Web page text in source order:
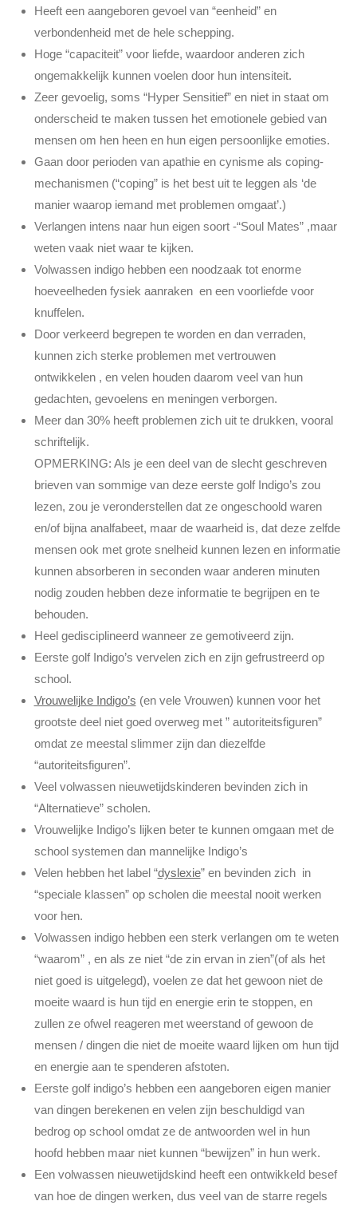
Heeft een aangeboren gevoel van “eenheid” en
verbondenheid met de hele schepping.
Hoge “capaciteit” voor liefde, waardoor anderen zich
ongemakkelijk kunnen voelen door hun intensiteit.
Zeer gevoelig, soms “Hyper Sensitief” en niet in staat om
onderscheid te maken tussen het emotionele gebied van
mensen om hen heen en hun eigen persoonlijke emoties.
Gaan door perioden van apathie en cynisme als coping-
mechanismen (“coping” is het best uit te leggen als ‘de
manier waarop iemand met problemen omgaat’.)
Verlangen intens naar hun eigen soort -“Soul Mates” ,maar
weten vaak niet waar te kijken.
Volwassen indigo hebben een noodzaak tot enorme
hoeveelheden fysiek aanraken en een voorliefde voor
knuffelen.
Door verkeerd begrepen te worden en dan verraden,
kunnen zich sterke problemen met vertrouwen
ontwikkelen , en velen houden daarom veel van hun
gedachten, gevoelens en meningen verborgen.
Meer dan 30% heeft problemen zich uit te drukken, vooral
schriftelijk.
OPMERKING: Als je een deel van de slecht geschreven
brieven van sommige van deze eerste golf Indigo’s zou
lezen, zou je veronderstellen dat ze ongeschoold waren
en/of bijna analfabeet, maar de waarheid is, dat deze zelfde
mensen ook met grote snelheid kunnen lezen en informatie
kunnen absorberen in seconden waar anderen minuten
nodig zouden hebben deze informatie te begrijpen en te
behouden.
Heel gedisciplineerd wanneer ze gemotiveerd zijn.
Eerste golf Indigo’s vervelen zich en zijn gefrustreerd op
school.
Vrouwelijke Indigo’s (en vele Vrouwen) kunnen voor het
grootste deel niet goed overweg met ” autoriteitsfiguren”
omdat ze meestal slimmer zijn dan diezelfde
“autoriteitsfiguren”.
Veel volwassen nieuwetijdskinderen bevinden zich in
“Alternatieve” scholen.
Vrouwelijke Indigo’s lijken beter te kunnen omgaan met de
school systemen dan mannelijke Indigo’s
Velen hebben het label “dyslexie” en bevinden zich in
“speciale klassen” op scholen die meestal nooit werken
voor hen.
Volwassen indigo hebben een sterk verlangen om te weten
“waarom” , en als ze niet “de zin ervan in zien”(of als het
niet goed is uitgelegd), voelen ze dat het gewoon niet de
moeite waard is hun tijd en energie erin te stoppen, en
zullen ze ofwel reageren met weerstand of gewoon de
mensen / dingen die niet de moeite waard lijken om hun tijd
en energie aan te spenderen afstoten.
Eerste golf indigo’s hebben een aangeboren eigen manier
van dingen berekenen en velen zijn beschuldigd van
bedrog op school omdat ze de antwoorden wel in hun
hoofd hebben maar niet kunnen “bewijzen” in hun werk.
Een volwassen nieuwetijdskind heeft een ontwikkeld besef
van hoe de dingen werken, dus veel van de starre regels